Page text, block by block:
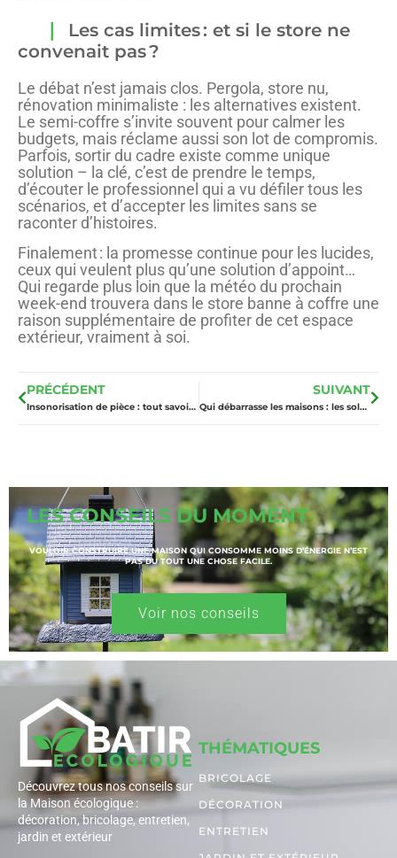
Les cas limites : et si le store ne
convenait pas ?
Le débat n’est jamais clos. Pergola, store nu,
rénovation minimaliste : les alternatives existent.
Le semi-coffre s’invite souvent pour calmer les
budgets, mais réclame aussi son lot de compromis.
Parfois, sortir du cadre existe comme unique
solution – la clé, c’est de prendre le temps,
d’écouter le professionnel qui a vu défiler tous les
scénarios, et d’accepter les limites sans se
raconter d’histoires.
Finalement : la promesse continue pour les lucides,
ceux qui veulent plus qu’une solution d’appoint…
Qui regarde plus loin que la météo du prochain
week-end trouvera dans le store banne à coffre une
raison supplémentaire de profiter de cet espace
extérieur, vraiment à soi.
PRÉCÉDENT
Insonorisation de pièce : tout savoir sur les prix selon les méthodes et les matériaux
SUIVANT
Qui débarrasse les maisons : les solutions à privilégier pour un résultat rapide
LES CONSEILS DU MOMENT
VOULOIR CONSTRUIRE UNE MAISON QUI CONSOMME MOINS D’ÉNERGIE N’EST
PAS DU TOUT UNE CHOSE FACILE.
Voir nos conseils
Découvrez tous nos conseils sur
la Maison écologique :
décoration, bricolage, entretien,
jardin et extérieur
THÉMATIQUES
BRICOLAGE
DÉCORATION
ENTRETIEN